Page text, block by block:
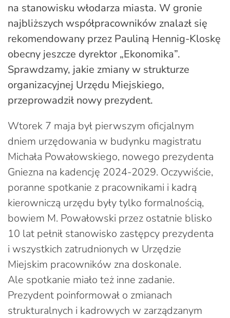
na stanowisku włodarza miasta. W gronie
najbliższych współpracowników znalazł się
rekomendowany przez Pauliną Hennig-Kloskę
obecny jeszcze dyrektor „Ekonomika”.
Sprawdzamy, jakie zmiany w strukturze
organizacyjnej Urzędu Miejskiego,
przeprowadził nowy prezydent.
Wtorek 7 maja był pierwszym oficjalnym
dniem urzędowania w budynku magistratu
Michała Powałowskiego, nowego prezydenta
Gniezna na kadencję 2024-2029. Oczywiście,
poranne spotkanie z pracownikami i kadrą
kierowniczą urzędu były tylko formalnością,
bowiem M. Powałowski przez ostatnie blisko
10 lat pełnił stanowisko zastępcy prezydenta
i wszystkich zatrudnionych w Urzędzie
Miejskim pracowników zna doskonale.
Ale spotkanie miało też inne zadanie.
Prezydent poinformował o zmianach
strukturalnych i kadrowych w zarządzanym